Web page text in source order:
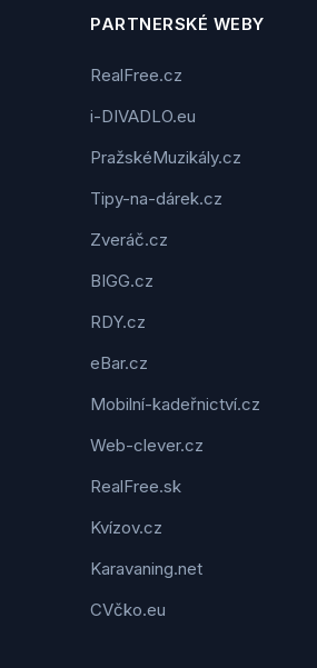
PARTNERSKÉ WEBY
RealFree.cz
i-DIVADLO.eu
PražskéMuzikály.cz
Tipy-na-dárek.cz
Zveráč.cz
BIGG.cz
RDY.cz
eBar.cz
Mobilní-kadeřnictví.cz
Web-clever.cz
RealFree.sk
Kvízov.cz
Karavaning.net
CVčko.eu